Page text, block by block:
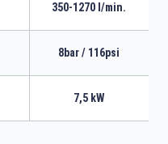
350-1270 l/min.
8bar / 116psi
7,5 kW